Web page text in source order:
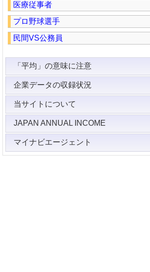
医療従事者
プロ野球選手
民間VS公務員
「平均」の意味に注意
企業データの収録状況
当サイトについて
JAPAN ANNUAL INCOME
マイナビエージェント